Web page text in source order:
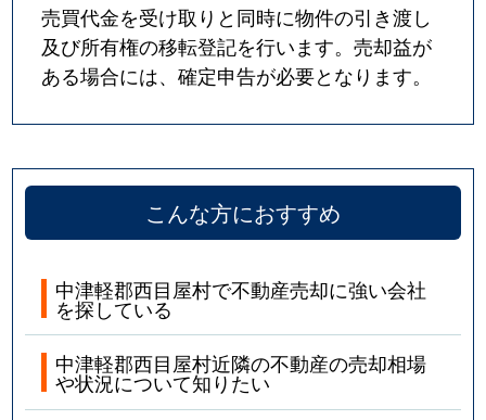
売買代金を受け取りと同時に物件の引き渡し
及び所有権の移転登記を行います。売却益が
ある場合には、確定申告が必要となります。
こんな方におすすめ
中津軽郡西目屋村で不動産売却に強い会社
を探している
中津軽郡西目屋村近隣の不動産の売却相場
や状況について知りたい